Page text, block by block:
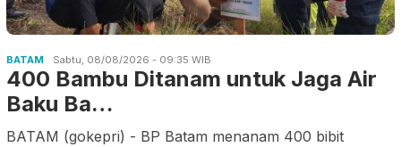
BATAM Sabtu, 08/08/2026 - 09:35 WIB
400 Bambu Ditanam untuk Jaga Air
Baku Ba…
BATAM (gokepri) - BP Batam menanam 400 bibit